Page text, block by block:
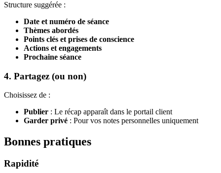
Structure suggérée :
Date et numéro de séance
Thèmes abordés
Points clés et prises de conscience
Actions et engagements
Prochaine séance
4. Partagez (ou non)
Choisissez de :
Publier : Le récap apparaît dans le portail client
Garder privé : Pour vos notes personnelles uniquement
Bonnes pratiques
Rapidité